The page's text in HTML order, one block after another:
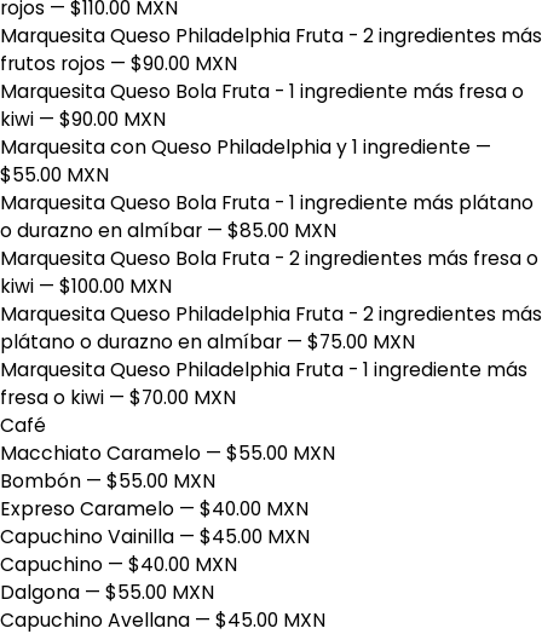
rojos — $110.00 MXN
Marquesita Queso Philadelphia Fruta - 2 ingredientes más
frutos rojos — $90.00 MXN
Marquesita Queso Bola Fruta - 1 ingrediente más fresa o
kiwi — $90.00 MXN
Marquesita con Queso Philadelphia y 1 ingrediente —
$55.00 MXN
Marquesita Queso Bola Fruta - 1 ingrediente más plátano
o durazno en almíbar — $85.00 MXN
Marquesita Queso Bola Fruta - 2 ingredientes más fresa o
kiwi — $100.00 MXN
Marquesita Queso Philadelphia Fruta - 2 ingredientes más
plátano o durazno en almíbar — $75.00 MXN
Marquesita Queso Philadelphia Fruta - 1 ingrediente más
fresa o kiwi — $70.00 MXN
Café
Macchiato Caramelo — $55.00 MXN
Bombón — $55.00 MXN
Expreso Caramelo — $40.00 MXN
Capuchino Vainilla — $45.00 MXN
Capuchino — $40.00 MXN
Dalgona — $55.00 MXN
Capuchino Avellana — $45.00 MXN